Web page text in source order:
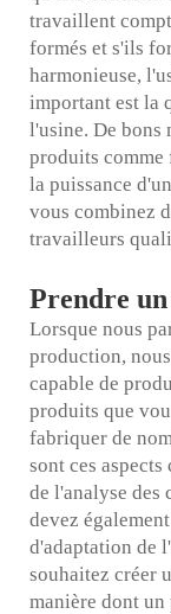
travaillent
formés et s'ils
harmonieuse,
important est la
l'usine. De bons
produits comme
la puissance
vous combinez
travailleurs
Prendre un
Lorsque nous
production,
capable de
produits que
fabriquer de
sont ces
de l'analyse des
devez
d'adaptation de
souhaitez créer
manière dont